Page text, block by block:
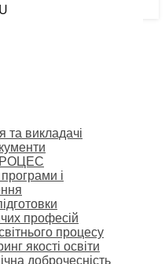
та викладачі
програми і
професій
процесу
якості освіти
доброчесність